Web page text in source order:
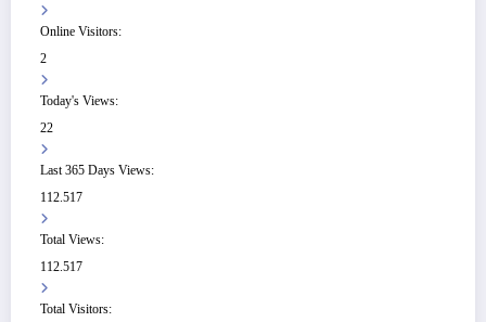
Online Visitors:
2
Today's Views:
22
Last 365 Days Views:
112.517
Total Views:
112.517
Total Visitors: